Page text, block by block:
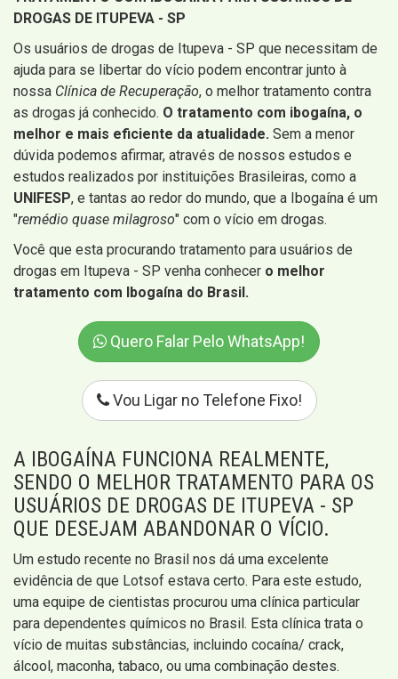
DROGAS DE ITUPEVA - SP
Os usuários de drogas de Itupeva - SP que necessitam de
ajuda para se libertar do vício podem encontrar junto à
nossa Clínica de Recuperação, o melhor tratamento contra
as drogas já conhecido. O tratamento com ibogaína, o
melhor e mais eficiente da atualidade. Sem a menor
dúvida podemos afirmar, através de nossos estudos e
estudos realizados por instituições Brasileiras, como a
UNIFESP, e tantas ao redor do mundo, que a Ibogaína é um
"remédio quase milagroso" com o vício em drogas.
Você que esta procurando tratamento para usuários de
drogas em Itupeva - SP venha conhecer o melhor
tratamento com Ibogaína do Brasil.
Quero Falar Pelo WhatsApp!
Vou Ligar no Telefone Fixo!
A IBOGAÍNA FUNCIONA REALMENTE,
SENDO O MELHOR TRATAMENTO PARA OS
USUÁRIOS DE DROGAS DE ITUPEVA - SP
QUE DESEJAM ABANDONAR O VÍCIO.
Um estudo recente no Brasil nos dá uma excelente
evidência de que Lotsof estava certo. Para este estudo,
uma equipe de cientistas procurou uma clínica particular
para dependentes químicos no Brasil. Esta clínica trata o
vício de muitas substâncias, incluindo cocaína/ crack,
álcool, maconha, tabaco, ou uma combinação destes.